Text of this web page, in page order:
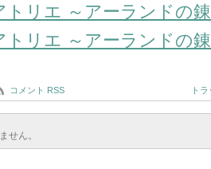
トリエ ～アーランドの
トリエ ～アーランドの
コメント RSS ト
せん。